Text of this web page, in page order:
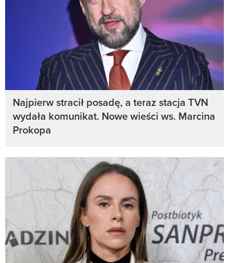
Najpierw stracił posadę, a teraz stacja TVN
wydała komunikat. Nowe wieści ws. Marcina
Prokopa